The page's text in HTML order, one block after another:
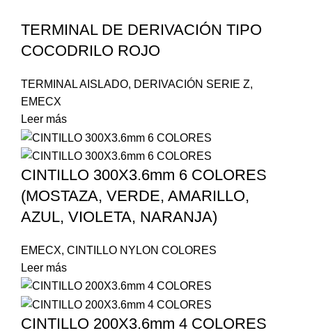
TERMINAL DE DERIVACIÓN TIPO
COCODRILO ROJO
TERMINAL AISLADO, DERIVACIÓN SERIE Z,
EMECX
Leer más
CINTILLO 300X3.6mm 6 COLORES
(MOSTAZA, VERDE, AMARILLO,
AZUL, VIOLETA, NARANJA)
EMECX, CINTILLO NYLON COLORES
Leer más
CINTILLO 200X3.6mm 4 COLORES